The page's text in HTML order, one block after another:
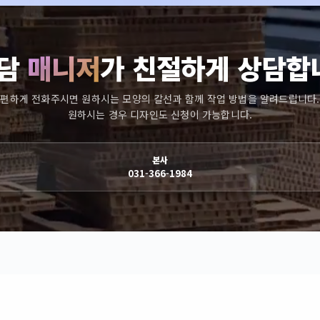
매니저가 친절하게 상담합
편하게 전화주시면 원하시는 모양의 칼선과 함께 작업 방법을 알려드립니다.
원하시는 경우 디자인도 신청이 가능합니다.
본사
031-366-1984